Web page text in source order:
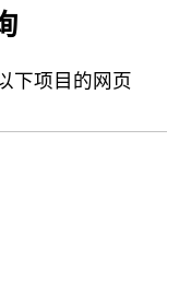
下项目的网页